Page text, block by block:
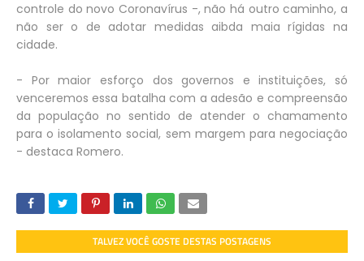
controle do novo Coronavírus -, não há outro caminho, a
não ser o de adotar medidas aibda maia rígidas na
cidade.
- Por maior esforço dos governos e instituições, só
venceremos essa batalha com a adesão e compreensão
da população no sentido de atender o chamamento
para o isolamento social, sem margem para negociação
- destaca Romero.
TALVEZ VOCÊ GOSTE DESTAS POSTAGENS